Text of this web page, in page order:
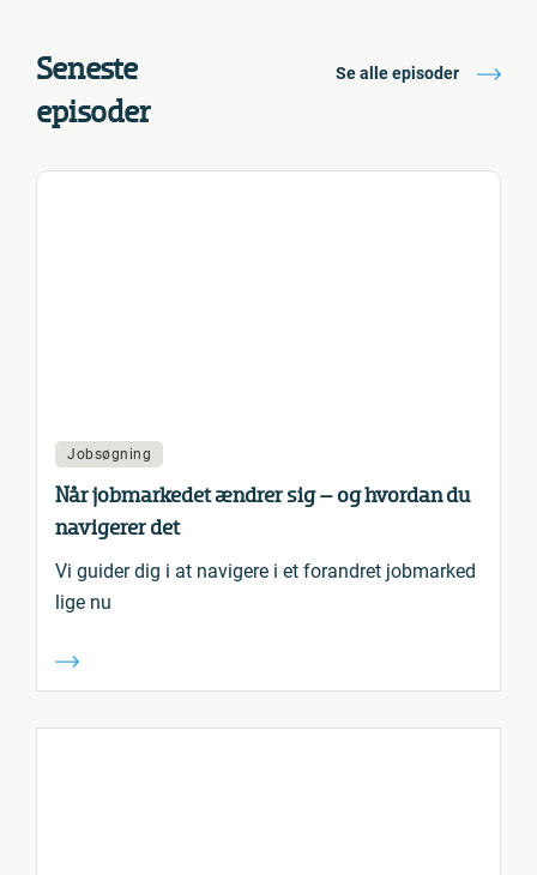
Seneste
episoder
Se alle episoder
Jobsøgning
Når jobmarkedet ændrer sig – og hvordan du
navigerer det
Vi guider dig i at navigere i et forandret jobmarked
lige nu